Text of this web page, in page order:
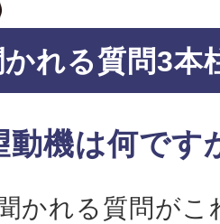
れる質問3本
動機は何です
かれる質問が